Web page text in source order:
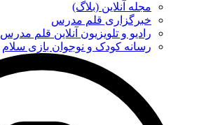
مجله آنلاین (بلاگ)
خبرگزاری قلم مدرس
رادیو و تلویزیون آنلاین قلم مدرس
رسانه کودک و نوجوان بازی سلام